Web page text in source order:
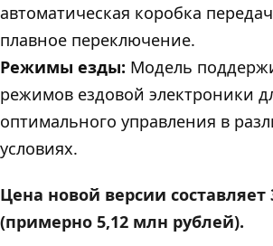
автоматическая коробка
плавное переключение.
Режимы езды: Модель
режимов ездовой электроники
оптимального управления в
условиях.
Цена новой версии составляет
(примерно 5,12 млн рублей).